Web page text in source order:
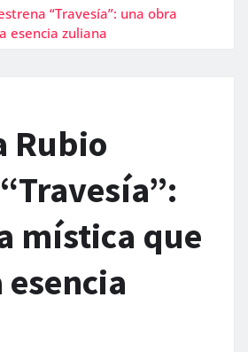
“Travesía”: una obra
esencia zuliana
Rubio
mística que